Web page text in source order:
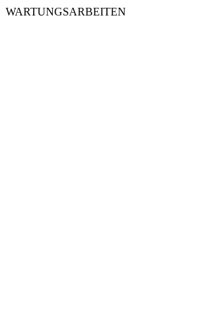
WARTUNGSARBEITEN